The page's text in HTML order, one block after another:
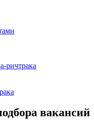
ричтрака
вакансий